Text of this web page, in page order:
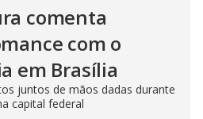
comenta
com o
em Brasília
juntos de mãos dadas durante
capital federal